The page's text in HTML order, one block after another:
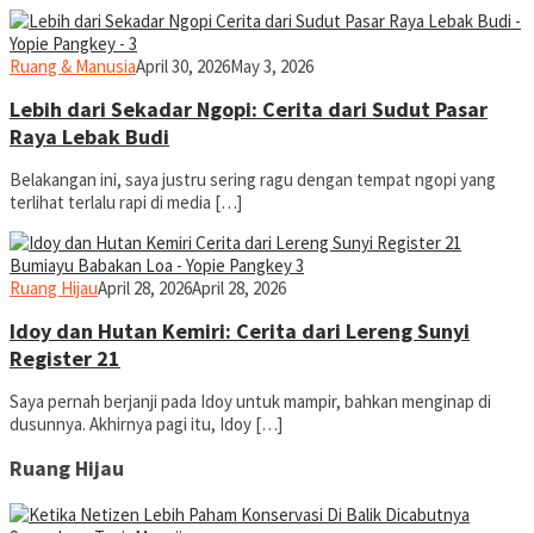
Ruang & Manusiayopiefranz
April 30, 2026May 3, 2026
Lebih dari Sekadar Ngopi: Cerita dari Sudut Pasar
Raya Lebak Budi
Belakangan ini, saya justru sering ragu dengan tempat ngopi yang
terlihat terlalu rapi di media […]
Ruang Hijauyopiefranz
April 28, 2026April 28, 2026
Idoy dan Hutan Kemiri: Cerita dari Lereng Sunyi
Register 21
Saya pernah berjanji pada Idoy untuk mampir, bahkan menginap di
dusunnya. Akhirnya pagi itu, Idoy […]
Ruang Hijau